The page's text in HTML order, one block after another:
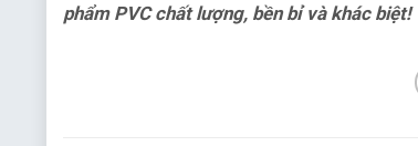
phẩm PVC chất lượng, bền bỉ và khác biệt!